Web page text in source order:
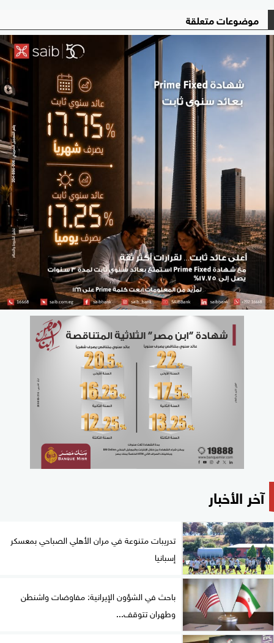
موضوعات متعلقة
آخر الأخبار
تدريبات متنوعة في مران الأهلي الصباحي بمعسكر
إسبانيا
باحث في الشؤون الإيرانية: مفاوضات واشنطن
وطهران تتوقف...